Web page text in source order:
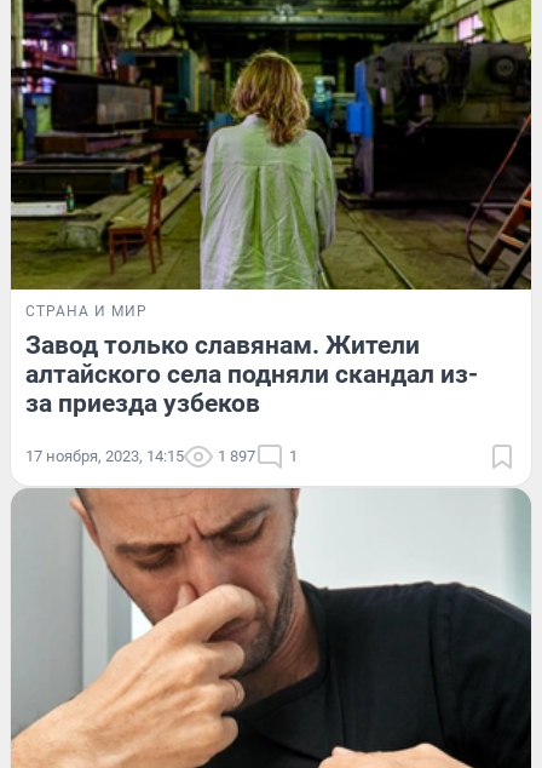
СТРАНА И МИР
Завод только славянам. Жители
алтайского села подняли скандал из-
за приезда узбеков
17 ноября, 2023, 14:15 1 897 1